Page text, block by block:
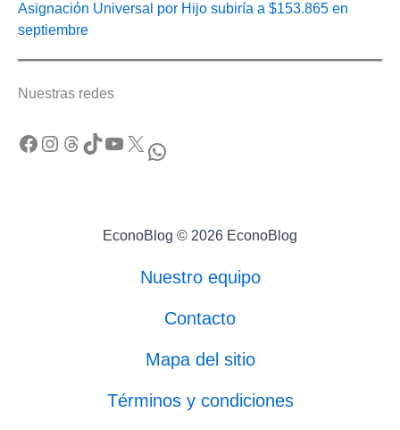
Asignación Universal por Hijo subiría a $153.865 en
septiembre
Nuestras redes
Facebook Instagram Threads TikTok YouTube X WhatsApp
EconoBlog © 2026 EconoBlog
Nuestro equipo
Contacto
Mapa del sitio
Términos y condiciones